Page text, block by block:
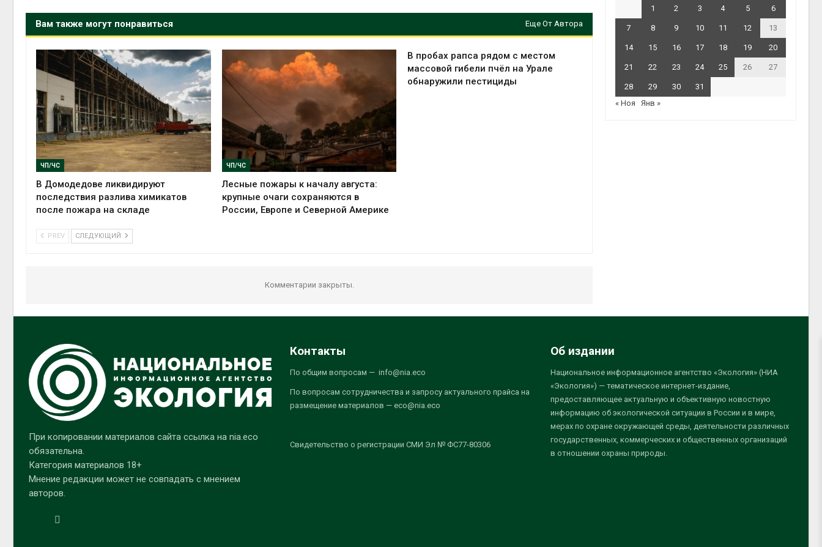
Вам также могут понравиться Еще От Автора
ЧП/ЧС
В Домодедове ликвидируют
последствия разлива химикатов
после пожара на складе
ЧП/ЧС
Лесные пожары к началу августа:
крупные очаги сохраняются в
России, Европе и Северной Америке
В пробах рапса рядом с местом
массовой гибели пчёл на Урале
обнаружили пестициды
PREV СЛЕДУЮЩИЙ
Комментарии закрыты.
1 2 3 4 5 6
7 8 9 10 11 12 13
14 15 16 17 18 19 20
21 22 23 24 25 26 27
28 29 30
31
« Ноя
Янв »
При копировании материалов сайта ссылка на nia.eco
обязательна.
Категория материалов 18+
Мнение редакции может не совпадать с мнением
авторов.
Контакты
По общим вопросам — info@nia.eco
По вопросам сотрудничества и запросу актуального прайса на
размещение материалов — eco@nia.eco
Свидетельство о регистрации СМИ Эл № ФС77-80306
Об издании
Национальное информационное агентство «Экология» (НИА
«Экология») — тематическое интернет-издание,
предоставляющее актуальную и объективную новостную
информацию об экологической ситуации в России и в мире,
мерах по охране окружающей среды, деятельности различных
государственных, коммерческих и общественных организаций
в отношении охраны природы.